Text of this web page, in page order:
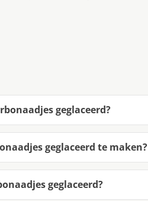
geglaceerd?
geglaceerd te maken?
geglaceerd?